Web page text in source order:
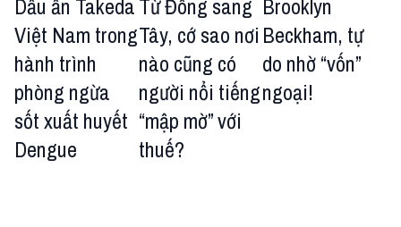
Dấu ấn Takeda
Việt Nam trong
hành trình
phòng ngừa
sốt xuất huyết
Dengue
Từ Đông sang
Tây, cớ sao nơi
nào cũng có
người nổi tiếng
“mập mờ” với
thuế?
Brooklyn
Beckham, tự
do nhờ “vốn”
ngoại!